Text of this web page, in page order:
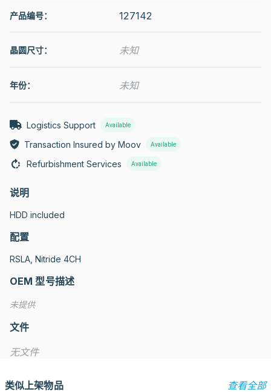
产品编号： 127142
晶圆尺寸： 未知
年份： 未知
Logistics Support Available
Transaction Insured by Moov Available
Refurbishment Services Available
说明
HDD included
配置
RSLA, Nitride 4CH
OEM 型号描述
未提供
文件
无文件
类似上架物品 查看全部